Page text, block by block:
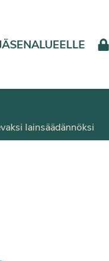
lainsäädännöksi